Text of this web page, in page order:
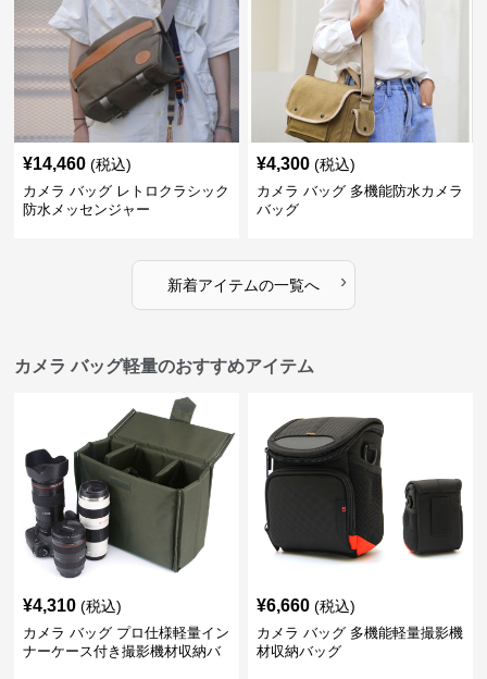
¥14,460 (税込)
カメラ バッグ レトロクラシック
防水メッセンジャー
¥4,300 (税込)
カメラ バッグ 多機能防水カメラ
バッグ
新着アイテムの一覧へ ›
カメラ バッグ軽量のおすすめアイテム
¥4,310 (税込)
カメラ バッグ プロ仕様軽量イン
ナーケース付き撮影機材収納バ
¥6,660 (税込)
カメラ バッグ 多機能軽量撮影機
材収納バッグ